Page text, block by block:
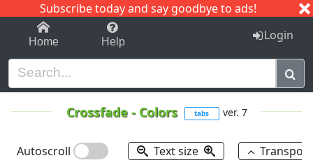
Subscribe today and say goodbye to ads!
1-9 C I J
Home Help Login
Crossfade- Colors tabs ver. 7
Autoscroll Text size